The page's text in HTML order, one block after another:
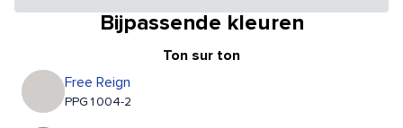
Bijpassende kleuren
Ton sur ton
Free Reign
PPG1004-2